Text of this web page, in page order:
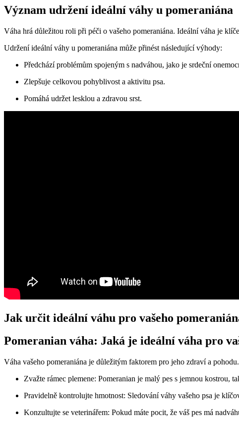
Význam udržení ideální váhy u pomeraniána
Váha hrá důležitou‍ roli ⁢při ⁣péči o vašeho ⁣pomeraniána. ‌Ideální váha⁢ je
Udržení ideální váhy u pomeraniána může přinést následující⁤ výhody:
Předchází problémům ⁣spojeným s⁣ nadváhou, jako je​ srdeční
Zlepšuje celkovou ⁤pohyblivost ‌a aktivitu psa.
Pomáhá udržet lesklou a zdravou⁤ srst.
Jak určit ideální⁤ váhu pro ⁣vašeho
Pomeranian váha: Jaká je⁢ ideální váha pro
Váha vašeho pomeraniána je důležitým faktorem pro jeho zdraví‍ a
Zvažte⁤ rámec ​plemene:⁣ Pomeranian je malý​ pes ⁣s jemnou kostrou,
Pravidelně kontrolujte hmotnost:⁢ Sledování váhy vašeho psa ​je
Konzultujte ⁣se veterinářem: Pokud máte pocit,‍ že váš pes ​má